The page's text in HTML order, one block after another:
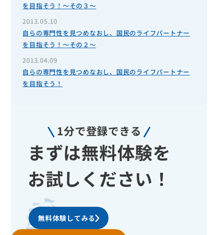
を目指そう！～その３～
2013.05.10
自らの専門性を見つめなおし、国民のライフパートナー
を目指そう！～その２～
2013.04.09
自らの専門性を見つめなおし、国民のライフパートナー
を目指そう！
1分で登録できる
まずは無料体験を
お試しください！
無料体験してみる